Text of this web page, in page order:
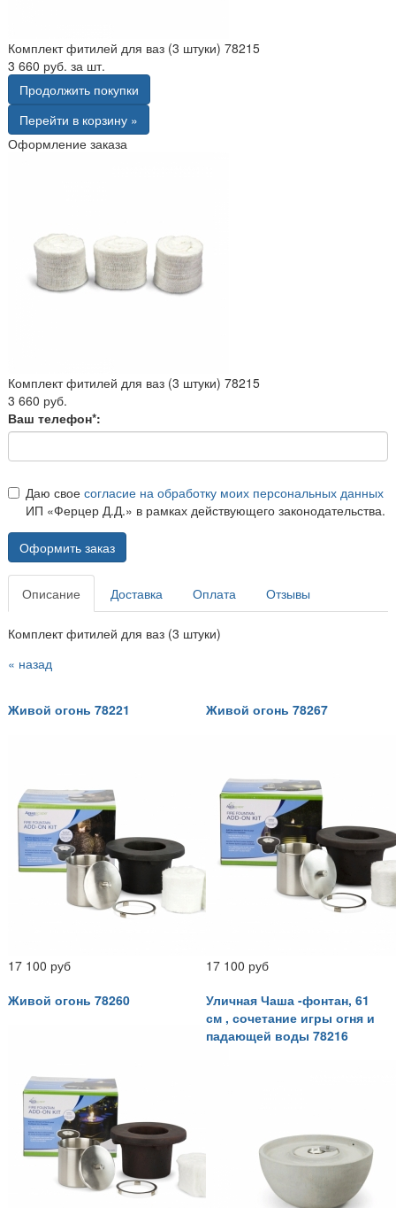
Комплект фитилей для ваз (3 штуки) 78215
3 660 руб. за шт.
Продолжить покупки
Перейти в корзину »
Оформление заказа
Комплект фитилей для ваз (3 штуки) 78215
3 660 руб.
Ваш телефон*:
Даю свое согласие на обработку моих персональных данных
ИП «Ферцер Д.Д.» в рамках действующего законодательства.
Оформить заказ
Описание Доставка Оплата Отзывы
Комплект фитилей для ваз (3 штуки)
« назад
Живой огонь 78221
17 100 руб
Живой огонь 78267
17 100 руб
Живой огонь 78260
Уличная Чаша -фонтан, 61
см , сочетание игры огня и
падающей воды 78216